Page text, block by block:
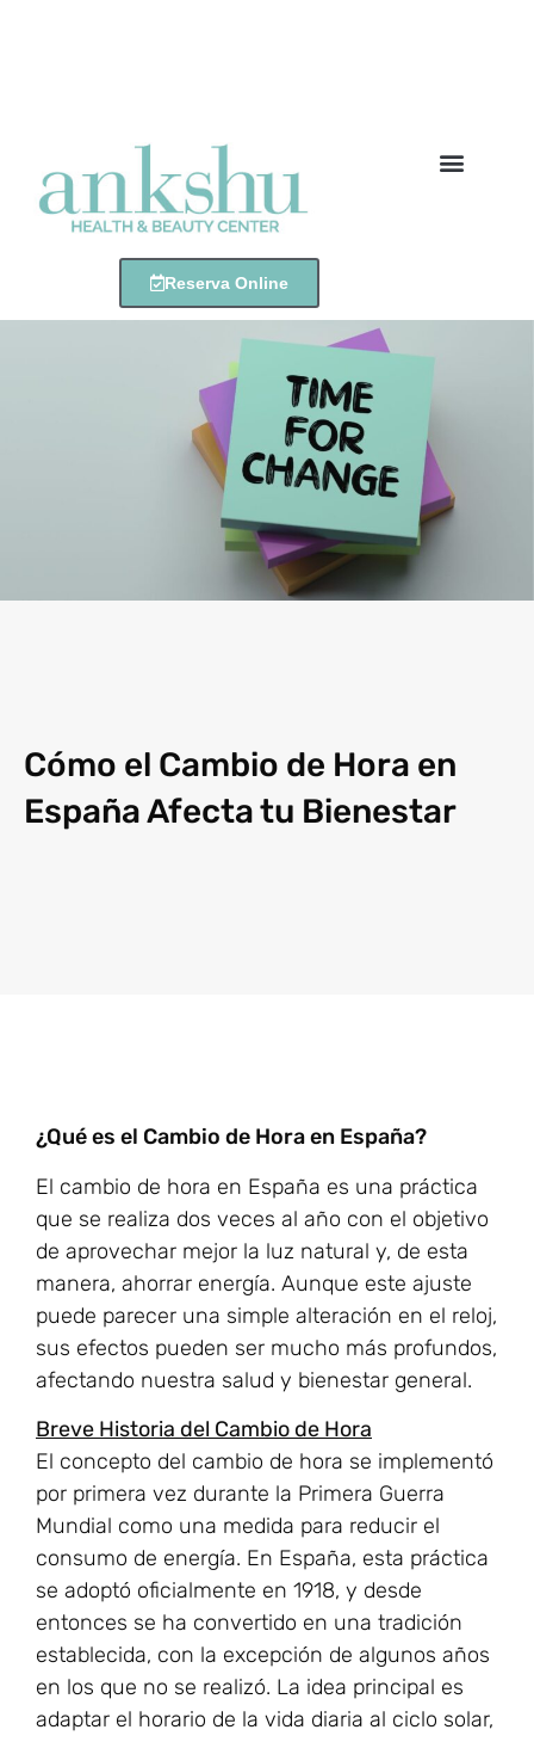
Reserva Online
Cómo el Cambio de Hora en
España Afecta tu Bienestar
¿Qué es el Cambio de Hora en España?
El cambio de hora en España es una práctica
que se realiza dos veces al año con el objetivo
de aprovechar mejor la luz natural y, de esta
manera, ahorrar energía. Aunque este ajuste
puede parecer una simple alteración en el reloj,
sus efectos pueden ser mucho más profundos,
afectando nuestra salud y bienestar general.
Breve Historia del Cambio de Hora
El concepto del cambio de hora se implementó
por primera vez durante la Primera Guerra
Mundial como una medida para reducir el
consumo de energía. En España, esta práctica
se adoptó oficialmente en 1918, y desde
entonces se ha convertido en una tradición
establecida, con la excepción de algunos años
en los que no se realizó. La idea principal es
adaptar el horario de la vida diaria al ciclo solar,